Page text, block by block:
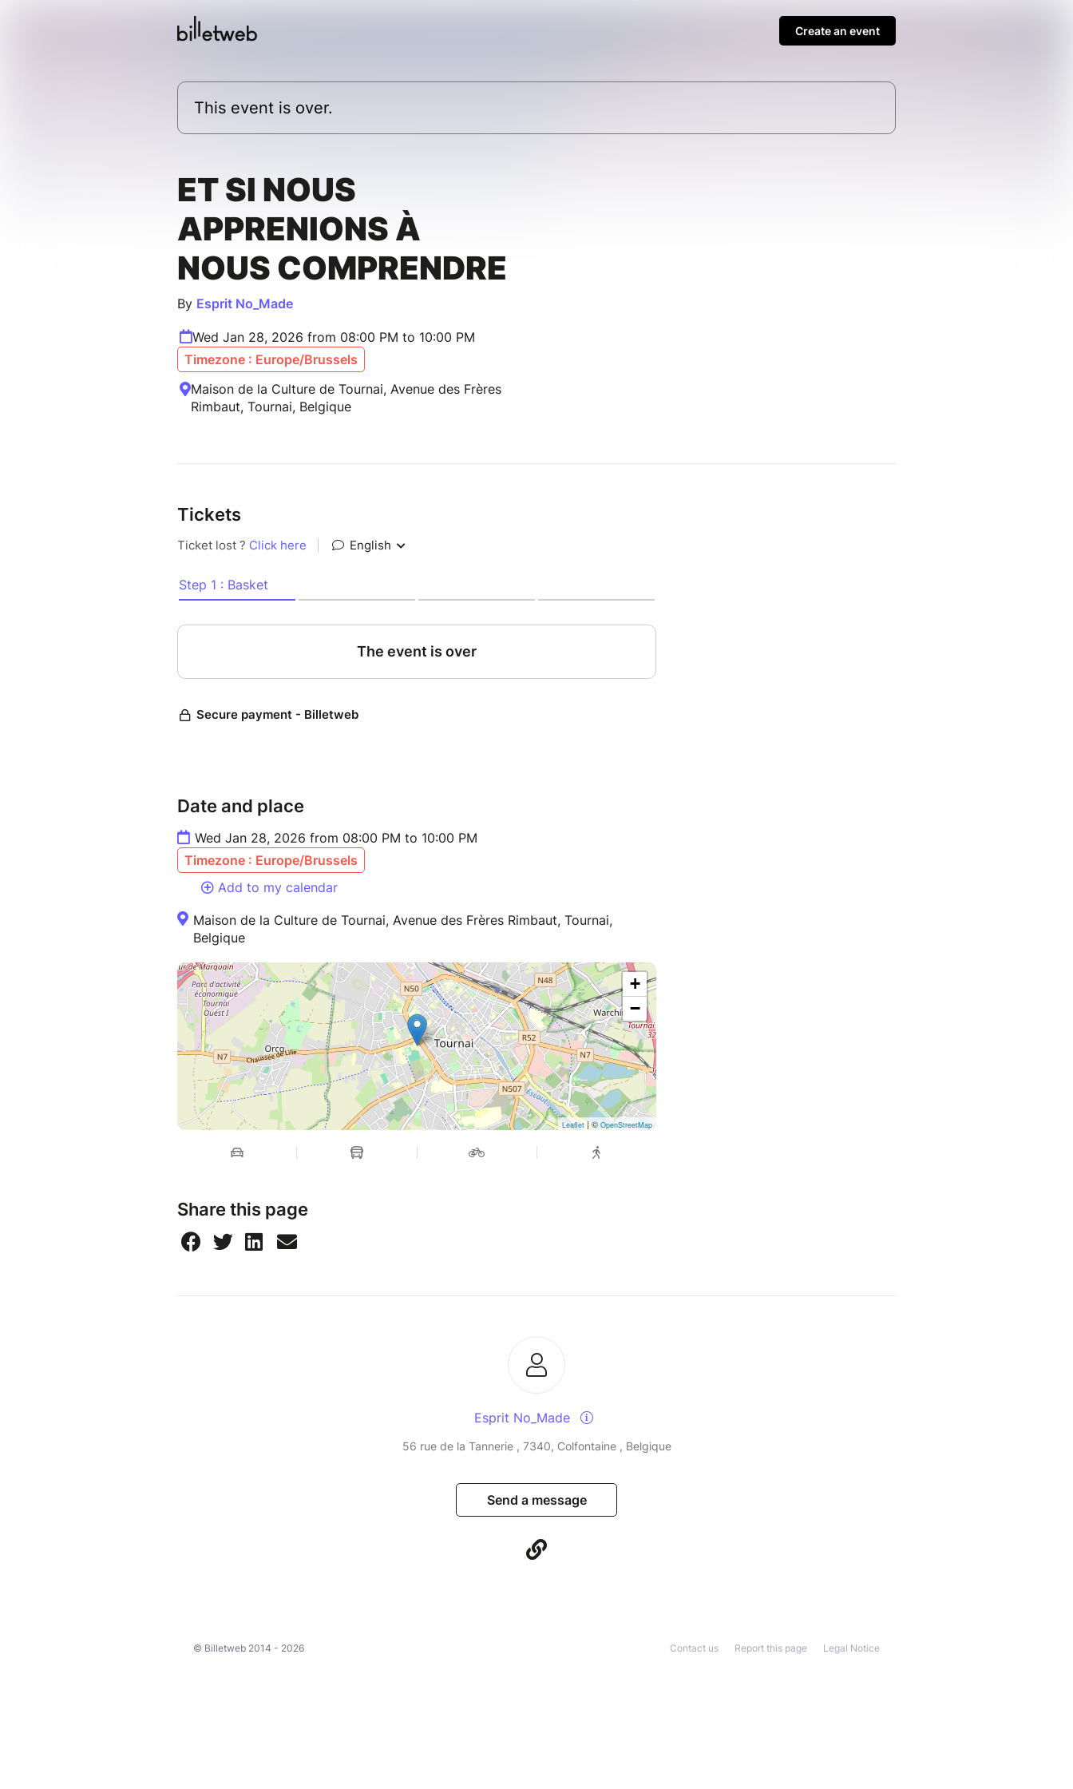
Create an event
This event is over.
ET SI NOUS
APPRENIONS À
NOUS COMPRENDRE
By Esprit No_Made
Wed Jan 28, 2026 from 08:00 PM to 10:00 PM
Timezone : Europe/Brussels
Maison de la Culture de Tournai, Avenue des Frères
Rimbaut, Tournai, Belgique
Tickets
Date and place
Wed Jan 28, 2026 from 08:00 PM to 10:00 PM
Timezone : Europe/Brussels
Add to my calendar
Maison de la Culture de Tournai, Avenue des Frères Rimbaut, Tournai,
Belgique
+
−
Leaflet| © OpenStreetMap
Share this page
Esprit No_Made
56 rue de la Tannerie , 7340, Colfontaine , Belgique
Send a message
© Billetweb 2014 - 2026 Legal Notice
Report this page
Contact us